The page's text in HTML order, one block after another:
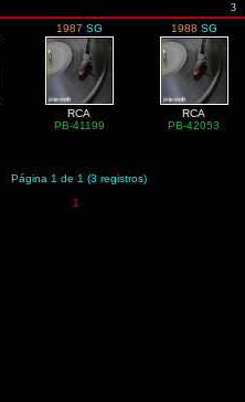
3
1987 SG
RCA
PB-41199
1988 SG
RCA
PB-42053
Página 1 de 1 (3 registros)
1